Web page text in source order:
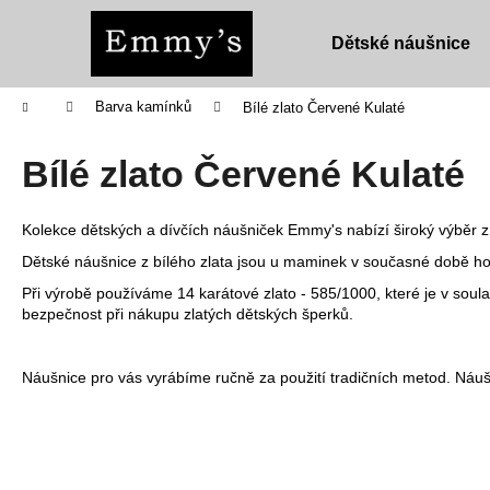
Dětské náušnice
Domů Barva kamínků Bílé zlato Červené Kulaté
Bílé zlato Červené Kulaté
Kolekce dětských a dívčích náušniček Emmy's nabízí široký výběr
Dětské náušnice z bílého zlata jsou u maminek v současné době
Při výrobě používáme 14 karátové zlato - 585/1000, které je v
bezpečnost při nákupu zlatých dětských šperků.
Náušnice pro vás vyrábíme ručně za použití tradičních metod.
Zpět
do
Zpět
do